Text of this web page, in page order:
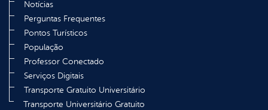
Notícias
Perguntas Frequentes
Pontos Turísticos
População
Professor Conectado
Serviços Digitais
Transporte Gratuito Universitário
Transporte Universitário Gratuito